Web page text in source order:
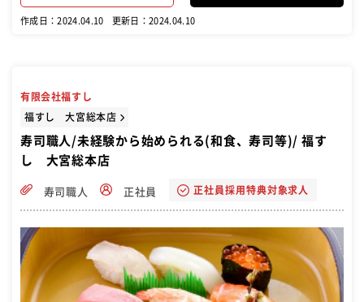
作成日：2024.04.10 更新日：2024.04.10
有限会社福すし
福すし 大宮総本店
寿司職人/未経験から始められる(和食、寿司等)/ 福す
し 大宮総本店
寿司職人 正社員 正社員採用特典対象求人